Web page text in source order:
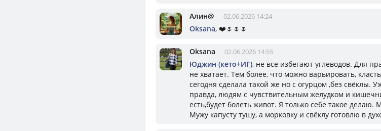
Алин@ 02.06.2026 14:24
Oksana, ❤️🌷🌷🌷
Oksana 02.06.2026 14:55
Юджин (кето+ИГ), не все избегают углеводов. Для
не хватает. Тем более, что можно варьировать,
сегодня сделала такой же но с огурцом ,без свёклы.
правда, людям с чувствительным желудком и
есть,будет болеть живот. Я только себе такое
Мужу капусту тушу, а морковку и свёклу готовлю в